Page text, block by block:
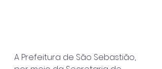
A Prefeitura de São Sebastião,